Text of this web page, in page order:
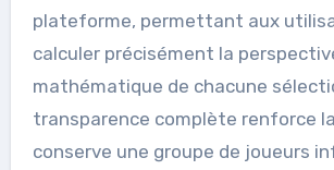
plateforme, permettant aux
calculer précisément la
mathématique de chacune
transparence complète renforce
conserve une groupe de joueurs